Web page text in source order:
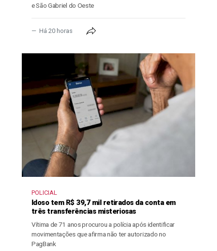
e São Gabriel do Oeste
Há 20 horas
POLICIAL
Idoso tem R$ 39,7 mil retirados da conta em
três transferências misteriosas
Vítima de 71 anos procurou a polícia após identificar
movimentações que afirma não ter autorizado no
PagBank